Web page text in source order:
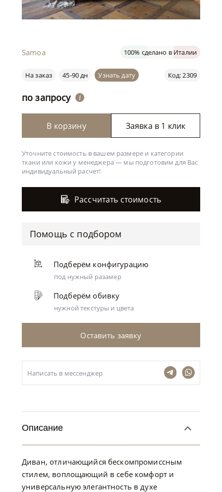
Samoa 100% сделано в Италии
Код: 2309
На заказ 45-90 дн Узнать дату
по запросу i
В корзину Заявка в 1 клик
Уточните стоимость в вашем размере и категории
ткани или кожи у менеджера — мы подготовим для Вас
индивидуальный расчет!
Рассчитать стоимость
Помощь с подбором
Подберём конфигурацию
под нужный разамер
Подберём обивку
нужной текстуры и цвета
Оставить заявку
Написать в мессенджер
Описание
Диван, отличающийся бескомпромиссным
стилем, воплощающий в себе комфорт и
универсальную элегантность в духе